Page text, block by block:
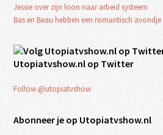
Jessie over zijn loon naar arbeid systeem
Bas en Beau hebben een romantisch avondje
Utopiatvshow.nl op Twitter
Follow @utopiatvshow
Abonneer je op Utopiatvshow.nl